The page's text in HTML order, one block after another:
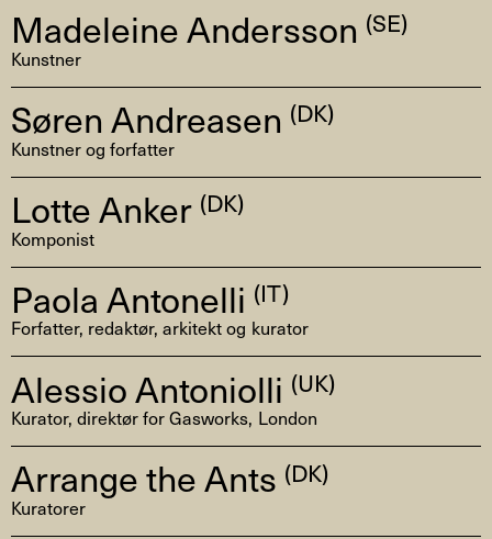
Madeleine Andersson (SE)
Kunstner
Søren Andreasen (DK)
Kunstner og forfatter
Lotte Anker (DK)
Komponist
Paola Antonelli (IT)
Forfatter, redaktør, arkitekt og kurator
Alessio Antoniolli (UK)
Kurator, direktør for Gasworks, London
Arrange the Ants (DK)
Kuratorer